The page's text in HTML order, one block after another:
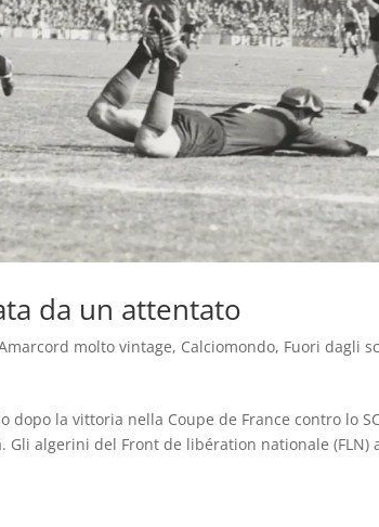
da un attentato
molto vintage, Calciomondo, Fuori dagli
dopo la vittoria nella Coupe de France contro lo
algerini del Front de libération nationale (FLN)